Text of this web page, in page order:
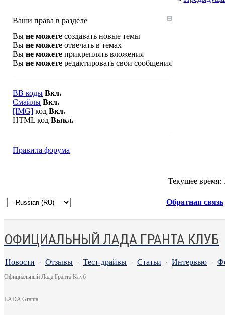
Ваши права в разделе
Вы не можете создавать новые темы
Вы не можете отвечать в темах
Вы не можете прикреплять вложения
Вы не можете редактировать свои сообщения
BB коды Вкл.
Смайлы Вкл.
[IMG] код Вкл.
HTML код Выкл.
Правила форума
Текущее время:
Обратная связь
ОФИЦИАЛЬНЫЙ ЛАДА ГРАНТА КЛУБ
Новости · Отзывы · Тест-драйвы · Статьи · Интервью ·
Официальный Лада Гранта Клуб
LADA Granta